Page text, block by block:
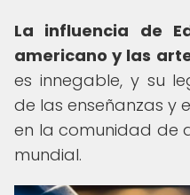
La influencia de
americano y las
es innegable, y su
de las enseñanzas y
en la comunidad de
mundial.